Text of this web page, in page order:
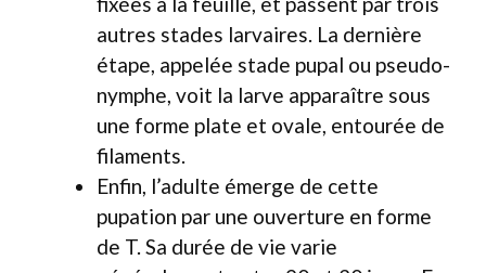
autres stades larvaires. La dernière
étape, appelée stade pupal ou pseudo-
nymphe, voit la larve apparaître sous
une forme plate et ovale, entourée de
filaments.
Enfin, l’adulte émerge de cette
pupation par une ouverture en forme
de T. Sa durée de vie varie